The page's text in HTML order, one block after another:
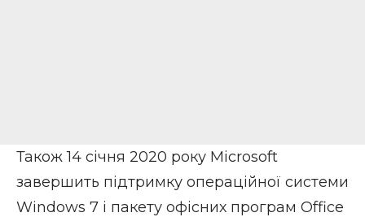
Також 14 січня 2020 року Microsoft
завершить підтримку операційної системи
Windows 7 і пакету офісних програм Office